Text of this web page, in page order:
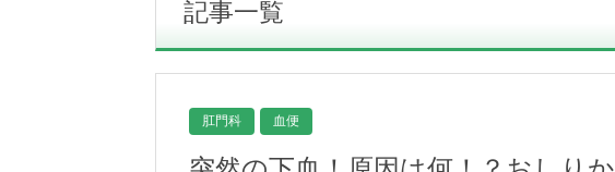
記事一覧
肛門科 血便